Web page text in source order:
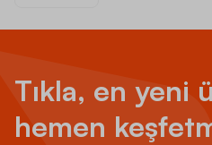
Tıkla, en yeni
hemen